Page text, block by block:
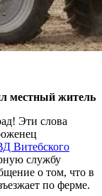
местный житель
Эти слова
Витебского
службу
о том, что в
по ферме.